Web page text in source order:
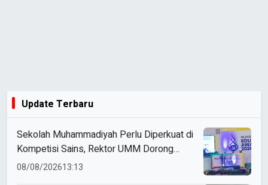
Update Terbaru
Sekolah Muhammadiyah Perlu Diperkuat di
Kompetisi Sains, Rektor UMM Dorong
Coaching Clinic
08/08/202613:13